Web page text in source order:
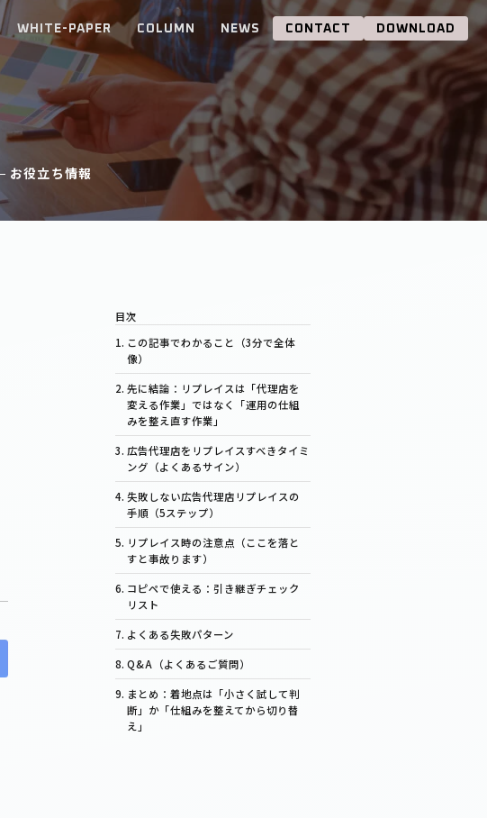
WHITE-PAPER COLUMN NEWS CONTACT DOWNLOAD
お役立ち情報
この記事でわかること（3分で全体
像）
先に結論：リプレイスは「代理店を
変える作業」ではなく「運用の仕組
みを整え直す作業」
広告代理店をリプレイスすべきタイミ
ング（よくあるサイン）
失敗しない広告代理店リプレイスの
手順（5ステップ）
リプレイス時の注意点（ここを落と
すと事故ります）
コピペで使える：引き継ぎチェック
リスト
よくある失敗パターン
Q&A（よくあるご質問）
まとめ：着地点は「小さく試して判
断」か「仕組みを整えてから切り替
え」